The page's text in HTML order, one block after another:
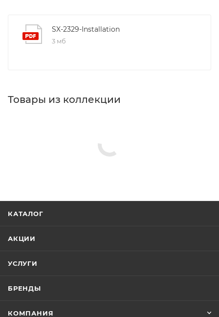
SX-2329-Installation
3 мб
Товары из коллекции
Мыльницы
Дозаторы для кухонной мойки
Да
Аксессуары для ванной, Товар, 00-011924900
Timo
00-01192490
1885.74